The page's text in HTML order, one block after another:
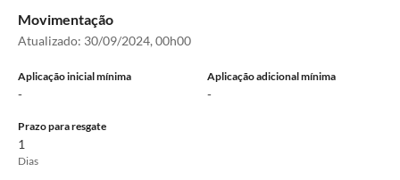
Movimentação
Atualizado: 30/09/2024, 00h00
Aplicação inicial mínima
-
Aplicação adicional mínima
-
Prazo para resgate
1
Dias